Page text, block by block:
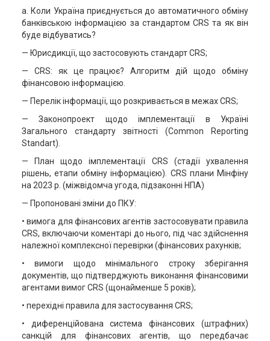
а. Коли Україна приєднується до автоматичного обміну
банківською інформацією за стандартом CRS та як він
буде відбуватись?
— Юрисдикції, що застосовують стандарт CRS;
— CRS: як це працює? Алгоритм дій щодо обміну
фінансовою інформацією.
— Перелік інформації, що розкривається в межах CRS;
— Законопроект щодо імплементації в Україні
Загального стандарту звітності (Common Reporting
Standart).
— План щодо імплементації CRS (стадії ухвалення
рішень, етапи обміну інформацією). CRS плани Мінфіну
на 2023 р. (міжвідомча угода, підзаконні НПА)
— Пропоновані зміни до ПКУ:
• вимога для фінансових агентів застосовувати правила
CRS, включаючи коментарі до нього, під час здійснення
належної комплексної перевірки (фінансових рахунків;
• вимоги щодо мінімального строку зберігання
документів, що підтверджують виконання фінансовими
агентами вимог CRS (щонайменше 5 років);
• перехідні правила для застосування CRS;
• диференційована система фінансових (штрафних)
санкцій для фінансових агентів, що передбачає